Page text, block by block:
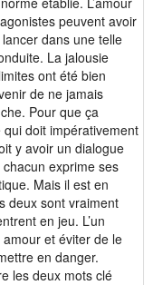
peuvent avoir
dans une telle
La jalousie
ont été bien
de ne jamais
Pour que ça
qui doit impérativement
y avoir un dialogue
exprime ses
Mais il est en
deux sont vraiment
en jeu. L’un
et éviter de le
en danger.
les deux mots clé